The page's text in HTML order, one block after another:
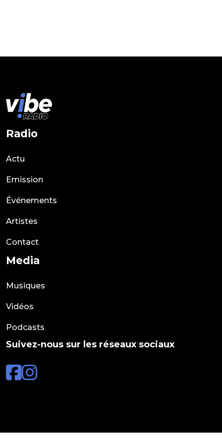
Radio
Actu
Emission
Événements
Artistes
Contact
Media
Musiques
Vidéos
Podcasts
Suivez-nous sur les réseaux sociaux